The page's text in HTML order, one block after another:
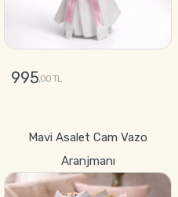
995,00 TL
Mavi Asalet Cam Vazo
Aranjmanı